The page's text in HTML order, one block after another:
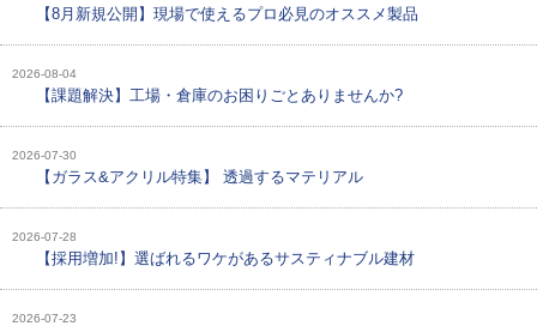
【8月新規公開】現場で使えるプロ必見のオススメ製品
2026-08-04
【課題解決】工場・倉庫のお困りごとありませんか?
2026-07-30
【ガラス&アクリル特集】 透過するマテリアル
2026-07-28
【採用増加!】選ばれるワケがあるサスティナブル建材
2026-07-23